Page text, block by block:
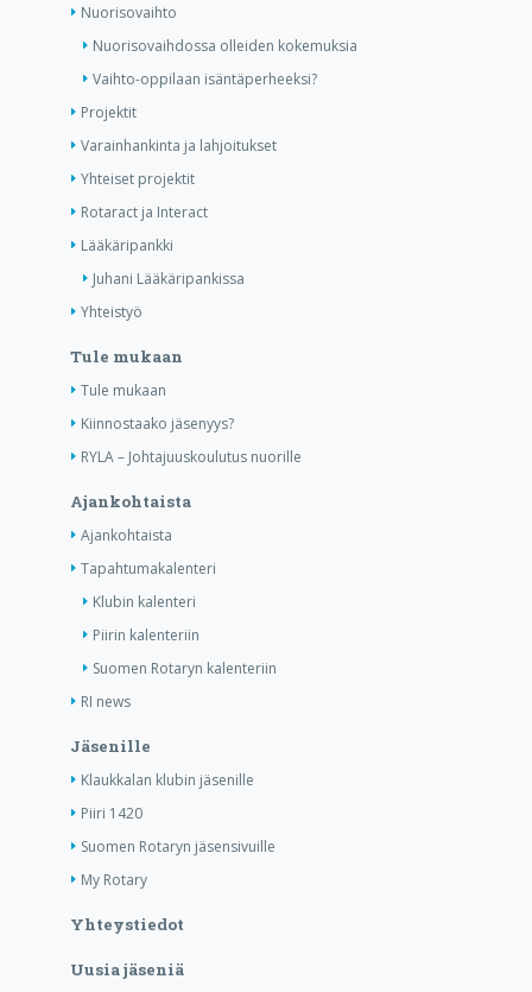
Nuorisovaihto
Nuorisovaihdossa olleiden kokemuksia
Vaihto-oppilaan isäntäperheeksi?
Projektit
Varainhankinta ja lahjoitukset
Yhteiset projektit
Rotaract ja Interact
Lääkäripankki
Juhani Lääkäripankissa
Yhteistyö
Tule mukaan
Tule mukaan
Kiinnostaako jäsenyys?
RYLA – Johtajuuskoulutus nuorille
Ajankohtaista
Ajankohtaista
Tapahtumakalenteri
Klubin kalenteri
Piirin kalenteriin
Suomen Rotaryn kalenteriin
RI news
Jäsenille
Klaukkalan klubin jäsenille
Piiri 1420
Suomen Rotaryn jäsensivuille
My Rotary
Yhteystiedot
Uusia jäseniä